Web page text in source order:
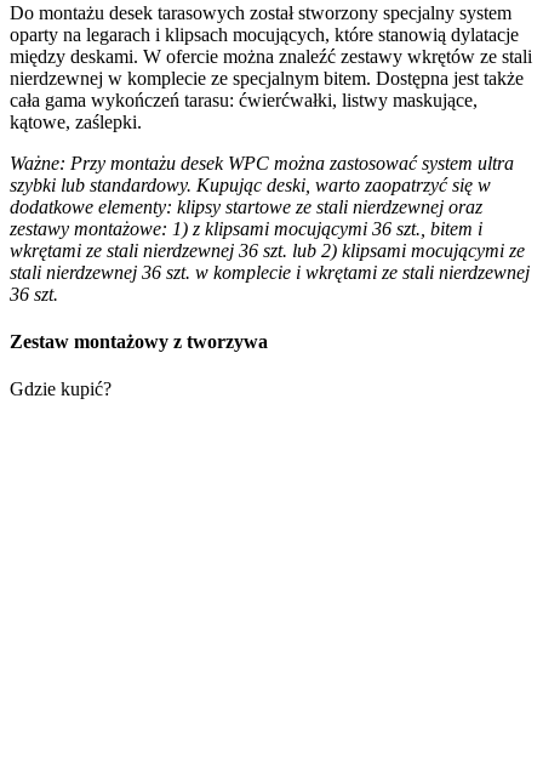
Do montażu desek tarasowych został stworzony specjalny system
oparty na legarach i klipsach mocujących, które stanowią dylatacje
między deskami. W ofercie można znaleźć zestawy wkrętów ze stali
nierdzewnej w komplecie ze specjalnym bitem. Dostępna jest także
cała gama wykończeń tarasu: ćwierćwałki, listwy maskujące,
kątowe, zaślepki.
Ważne: Przy montażu desek WPC można zastosować system ultra
szybki lub standardowy. Kupując deski, warto zaopatrzyć się w
dodatkowe elementy: klipsy startowe ze stali nierdzewnej oraz
zestawy montażowe: 1) z klipsami mocującymi 36 szt., bitem i
wkrętami ze stali nierdzewnej 36 szt. lub 2) klipsami mocującymi ze
stali nierdzewnej 36 szt. w komplecie i wkrętami ze stali nierdzewnej
36 szt.
Zestaw montażowy z tworzywa
Gdzie kupić?